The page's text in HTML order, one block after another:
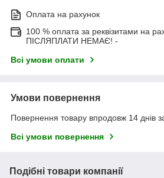
Оплата на рахунок
100 % оплата за реквізитами на
ПІСЛЯПЛАТИ НЕМАЄ! -
Всі умови оплати
Умови повернення
Повернення товару впродовж 14 днів
Всі умови повернення
Подібні товари компанії